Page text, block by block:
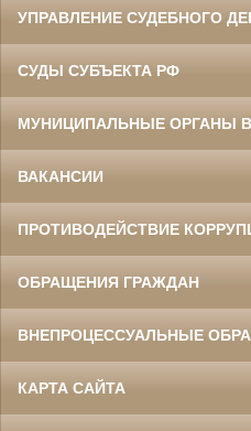
УПРАВЛЕНИЕ СУДЕБНОГО
СУДЫ СУБЪЕКТА РФ
МУНИЦИПАЛЬНЫЕ ОРГАНЫ
ВАКАНСИИ
ПРОТИВОДЕЙСТВИЕ
ОБРАЩЕНИЯ ГРАЖДАН
ВНЕПРОЦЕССУАЛЬНЫЕ
КАРТА САЙТА